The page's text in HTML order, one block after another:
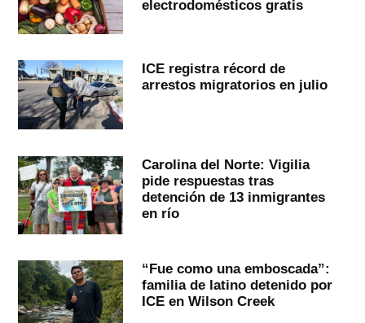
electrodomésticos gratis
ICE registra récord de
arrestos migratorios en julio
Carolina del Norte: Vigilia
pide respuestas tras
detención de 13 inmigrantes
en río
“Fue como una emboscada”:
familia de latino detenido por
ICE en Wilson Creek